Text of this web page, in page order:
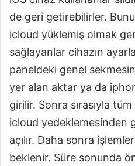
de geri getirebilirler.
icloud yüklemiş olmak
sağlayanlar cihazın
paneldeki genel
yer alan aktar ya da
girilir. Sonra sırasıyla
icloud yedeklemesinden
açılır. Daha sonra
beklenir. Süre sonunda